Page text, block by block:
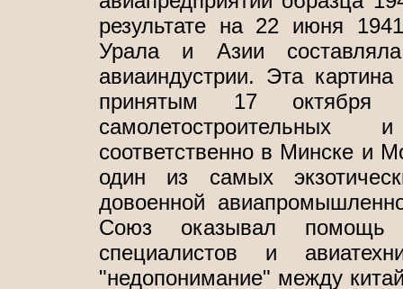
результате на 22 июня
Урала и Азии
авиаиндустрии. Эта
принятым 17
самолетостроительных
соответственно в Минске и
один из самых
довоенной
Союз оказывал помощь
специалистов и
"недопонимание" между